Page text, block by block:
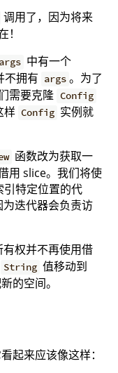
调用了，因为将来
args 中有一个
不拥有 args 。为了
需要克隆 Config
样 Config 实例就
函数改为获取一
用 slice。我们将使
引特定位置的代
为迭代器会负责访
权并不再使用借
String 值移动到
的空间。
起来应该像这样：